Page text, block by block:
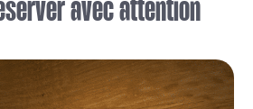
avec attention